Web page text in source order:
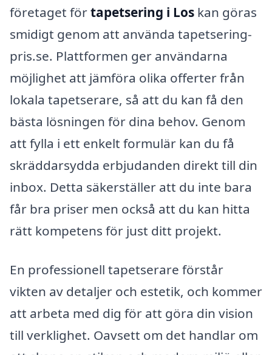
företaget förtapetsering i Los kan göras
smidigt genom att använda tapetsering-
pris.se. Plattformen ger användarna
möjlighet att jämföra olika offerter från
lokala tapetserare, så att du kan få den
bästa lösningen för dina behov. Genom
att fylla i ett enkelt formulär kan du få
skräddarsydda erbjudanden direkt till din
inbox. Detta säkerställer att du inte bara
får bra priser men också att du kan hitta
rätt kompetens för just ditt projekt.
En professionell tapetserare förstår
vikten av detaljer och estetik, och kommer
att arbeta med dig för att göra din vision
till verklighet. Oavsett om det handlar om